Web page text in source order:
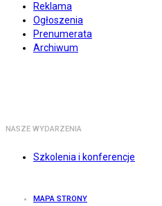
Reklama
Ogłoszenia
Prenumerata
Archiwum
NASZE WYDARZENIA
Szkolenia i konferencje
MAPA STRONY